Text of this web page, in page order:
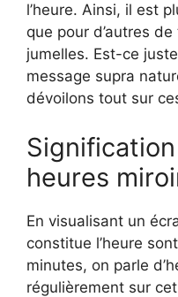
l’heure. Ainsi, il est
que pour d’autres
jumelles. Est-ce
message supra
dévoilons tout sur
heures
En visualisant un
constitue l’heure
minutes, on parle
régulièrement sur